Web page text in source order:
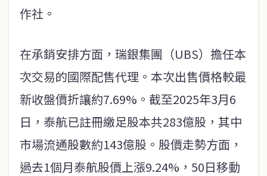
作社。
在承銷安排方面，瑞銀集團（UBS）擔任本
次交易的國際配售代理。本次出售價格較最
新收盤價折讓約7.69%。截至2025年3月6
日，泰航已註冊繳足股本共283億股，其中
市場流通股數約143億股。股價走勢方面，
過去1個月泰航股價上漲9.24%，50日移動